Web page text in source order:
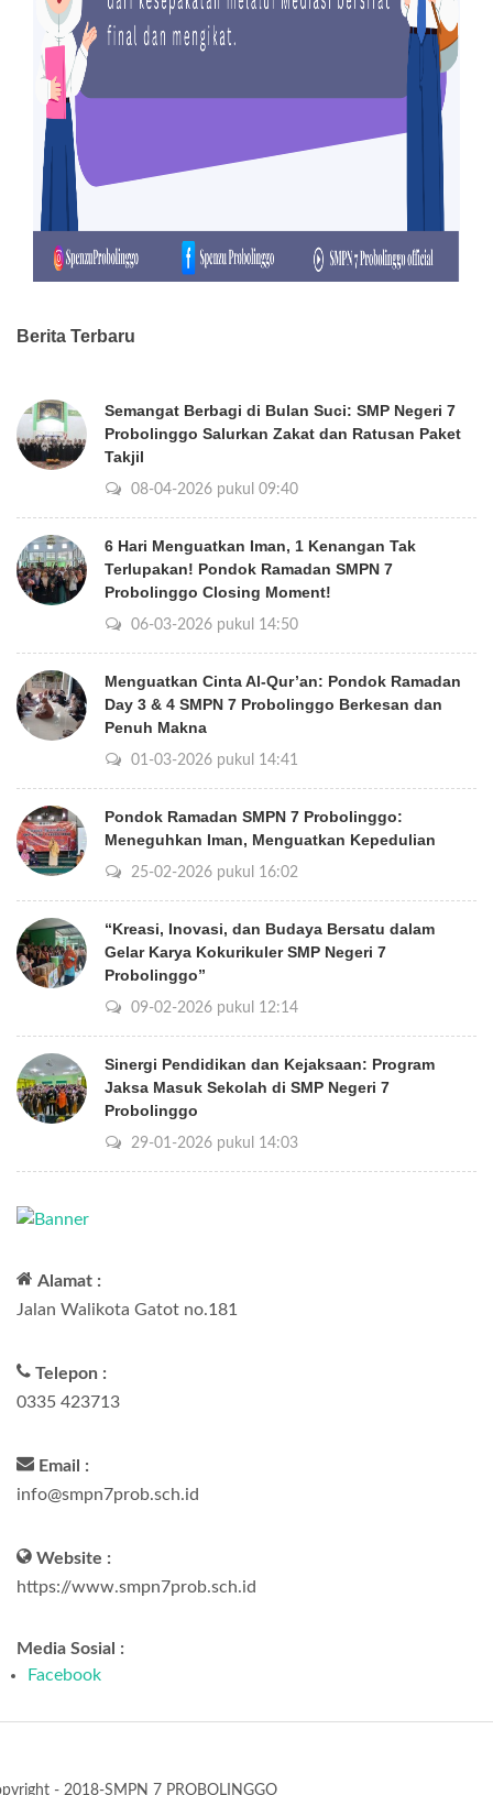
Berita Terbaru
Semangat Berbagi di Bulan Suci: SMP Negeri 7
Probolinggo Salurkan Zakat dan Ratusan Paket
Takjil
08-04-2026 pukul 09:40
6 Hari Menguatkan Iman, 1 Kenangan Tak
Terlupakan! Pondok Ramadan SMPN 7
Probolinggo Closing Moment!
06-03-2026 pukul 14:50
Menguatkan Cinta Al-Qur’an: Pondok Ramadan
Day 3 & 4 SMPN 7 Probolinggo Berkesan dan
Penuh Makna
01-03-2026 pukul 14:41
Pondok Ramadan SMPN 7 Probolinggo:
Meneguhkan Iman, Menguatkan Kepedulian
25-02-2026 pukul 16:02
“Kreasi, Inovasi, dan Budaya Bersatu dalam
Gelar Karya Kokurikuler SMP Negeri 7
Probolinggo”
09-02-2026 pukul 12:14
Sinergi Pendidikan dan Kejaksaan: Program
Jaksa Masuk Sekolah di SMP Negeri 7
Probolinggo
29-01-2026 pukul 14:03
Alamat :
Jalan Walikota Gatot no.181
Telepon :
0335 423713
Email :
info@smpn7prob.sch.id
Website :
https://www.smpn7prob.sch.id
Media Sosial :
Facebook
- 2018-SMPN 7 PROBOLINGGO